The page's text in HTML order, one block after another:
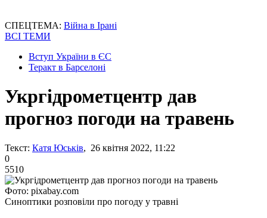
СПЕЦТЕМА: Війна в Ірані
ВСІ ТЕМИ
Вступ України в ЄС
Теракт в Барселоні
Укргідрометцентр дав
прогноз погоди на травень
Текст: Катя Юськів, 26 квітня 2022, 11:22
0
5510
Фото: pixabay.com
Синоптики розповіли про погоду у травні